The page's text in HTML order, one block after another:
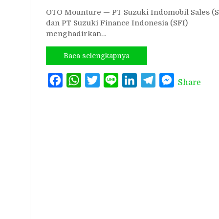
OTO Mounture — PT Suzuki Indomobil Sales
dan PT Suzuki Finance Indonesia (SFI)
menghadirkan…
Baca selengkapnya
FacebookWhatsAppTwitterLine LinkedInTelegramMessenger
Share